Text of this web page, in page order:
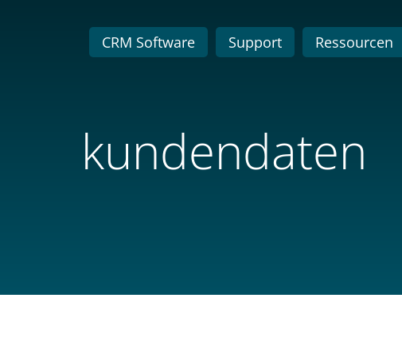
CRM Software Support Ressourcen
kundendaten